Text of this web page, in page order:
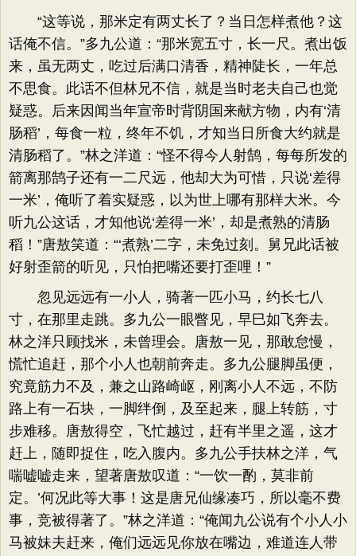
“这等说，那米定有两丈长了？当日怎样煮他？这
话俺不信。”多九公道：“那米宽五寸，长一尺。煮出饭
来，虽无两丈，吃过后满口清香，精神陡长，一年总
不思食。此话不但林兄不信，就是当时老夫自己也觉
疑惑。后来因闻当年宣帝时背阴国来献方物，内有‘清
肠稻’，每食一粒，终年不饥，才知当日所食大约就是
清肠稻了。”林之洋道：“怪不得今人射鹄，每每所发的
箭离那鹄子还有一二尺远，他却大为可惜，只说‘差得
一米’，俺听了着实疑惑，以为世上哪有那样大米。今
听九公这话，才知他说‘差得一米’，却是煮熟的清肠
稻！”唐敖笑道：“‘煮熟’二字，未免过刻。舅兄此话被
好射歪箭的听见，只怕把嘴还要打歪哩！”
忽见远远有一小人，骑著一匹小马，约长七八
寸，在那里走跳。多九公一眼瞥见，早巳如飞奔去。
林之洋只顾找米，未曾理会。唐敖一见，那敢怠慢，
慌忙追赶，那个小人也朝前奔走。多九公腿脚虽便，
究竟筋力不及，兼之山路崎岖，刚离小人不远，不防
路上有一石块，一脚绊倒，及至起来，腿上转筋，寸
步难移。唐敖得空，飞忙越过，赶有半里之遥，这才
赶上，随即捉住，吃入腹内。多九公手扶林之洋，气
喘嘘嘘走来，望著唐敖叹道：“一饮一酌，莫非前
定。’何况此等大事！这是唐兄仙缘凑巧，所以毫不费
事，竞被得著了。”林之洋道：“俺闻九公说有个小人小
马被妹夫赶来，俺们远远见你放在嘴边，难道连人带